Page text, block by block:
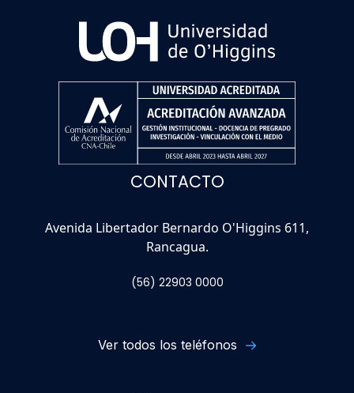
CONTACTO
Avenida Libertador Bernardo O'Higgins 611,
Rancagua.
(56) 22903 0000
Ver todos los teléfonos